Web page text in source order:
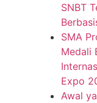
SNBT
SMA
Medali
Expo
Awal